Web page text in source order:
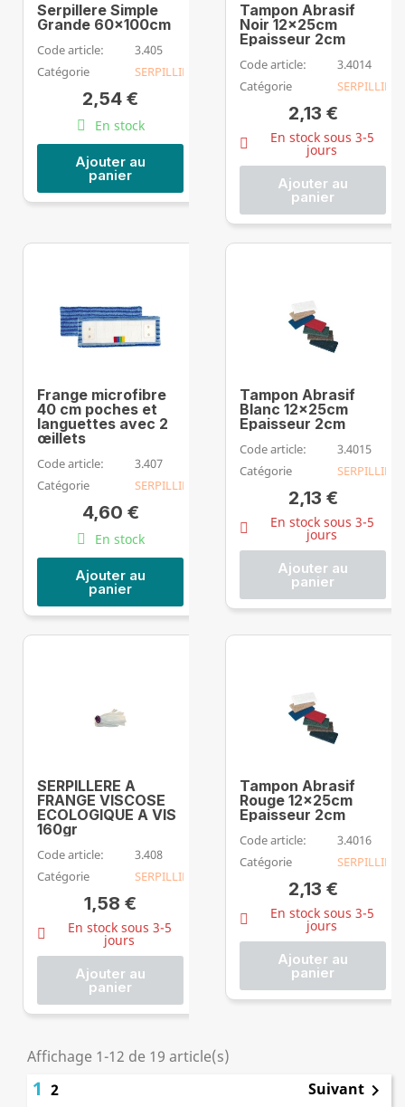
Serpillere Simple
Grande 60x100cm
Code article:
3.405
Catégorie
SERPILLIERE
2,54 €
En stock
Ajouter au
panier
Tampon Abrasif
Noir 12x25cm
Epaisseur 2cm
Code article:
3.4014
Catégorie
SERPILLIERE
2,13 €
En stock sous 3-5
jours
Ajouter au
panier
Frange microfibre
40 cm poches et
languettes avec 2
œillets
Code article:
3.407
Catégorie
SERPILLIERE
4,60 €
En stock
Ajouter au
panier
Tampon Abrasif
Blanc 12x25cm
Epaisseur 2cm
Code article:
3.4015
Catégorie
SERPILLIERE
2,13 €
En stock sous 3-5
jours
Ajouter au
panier
SERPILLERE A
FRANGE VISCOSE
ECOLOGIQUE A VIS
160gr
Code article:
3.408
Catégorie
SERPILLIERE
1,58 €
En stock sous 3-5
jours
Ajouter au
panier
Tampon Abrasif
Rouge 12x25cm
Epaisseur 2cm
Code article:
3.4016
Catégorie
SERPILLIERE
2,13 €
En stock sous 3-5
jours
Ajouter au
panier
Affichage 1-12 de 19 article(s)
1 2 Suivant 